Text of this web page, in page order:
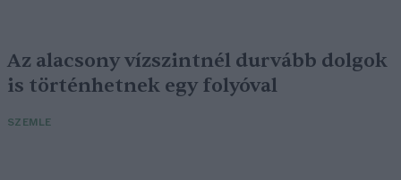
Az alacsony vízszintnél durvább dolgok
is történhetnek egy folyóval
SZEMLE